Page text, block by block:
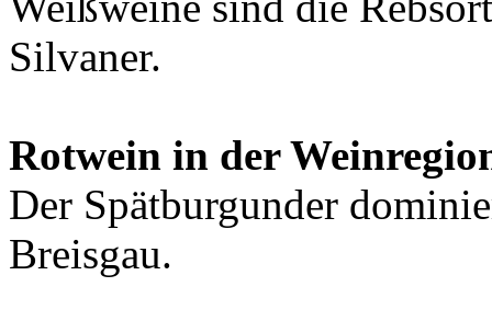
Silvaner.
Rotwein in der
Der Spätburgunder
Breisgau.